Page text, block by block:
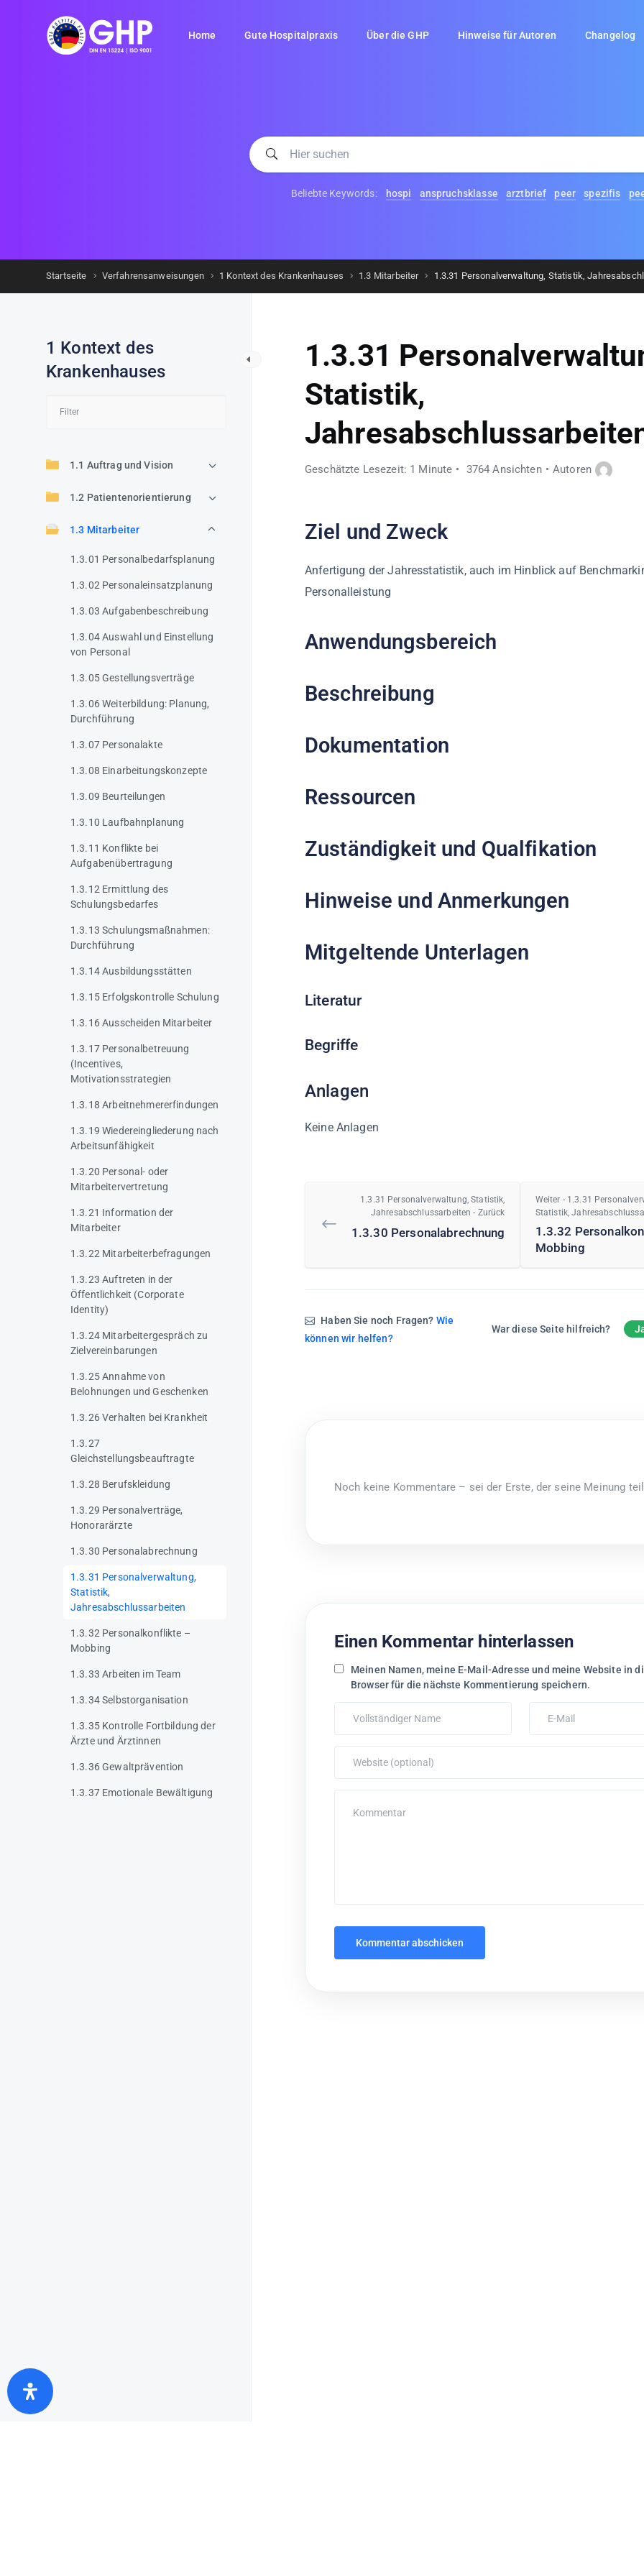
Home Gute Hospitalpraxis Über die GHP Hinweise für Autoren Changelog
Beliebte Keywords: hospi anspruchsklasse arztbrief peer spezifis
Startseite Verfahrensanweisungen 1 Kontext des Krankenhauses 1.3 Mitarbeiter 1.3.31 Personalverwaltung, Statistik,
1 Kontext des
Krankenhauses
1.1 Auftrag und Vision
1.2 Patientenorientierung
1.3 Mitarbeiter
1.3.01 Personalbedarfsplanung
1.3.02 Personaleinsatzplanung
1.3.03 Aufgabenbeschreibung
1.3.04 Auswahl und Einstellung
von Personal
1.3.05 Gestellungsverträge
1.3.06 Weiterbildung: Planung,
Durchführung
1.3.07 Personalakte
1.3.08 Einarbeitungskonzepte
1.3.09 Beurteilungen
1.3.10 Laufbahnplanung
1.3.11 Konflikte bei
Aufgabenübertragung
1.3.12 Ermittlung des
Schulungsbedarfes
1.3.13 Schulungsmaßnahmen:
Durchführung
1.3.14 Ausbildungsstätten
1.3.15 Erfolgskontrolle Schulung
1.3.16 Ausscheiden Mitarbeiter
1.3.17 Personalbetreuung
(Incentives,
Motivationsstrategien
1.3.18 Arbeitnehmererfindungen
1.3.19 Wiedereingliederung nach
Arbeitsunfähigkeit
1.3.20 Personal- oder
Mitarbeitervertretung
1.3.21 Information der
Mitarbeiter
1.3.22 Mitarbeiterbefragungen
1.3.23 Auftreten in der
Öffentlichkeit (Corporate
Identity)
1.3.24 Mitarbeitergespräch zu
Zielvereinbarungen
1.3.25 Annahme von
Belohnungen und Geschenken
1.3.26 Verhalten bei Krankheit
1.3.27
Gleichstellungsbeauftragte
1.3.28 Berufskleidung
1.3.29 Personalverträge,
Honorarärzte
1.3.30 Personalabrechnung
1.3.31 Personalverwaltung,
Statistik,
Jahresabschlussarbeiten
1.3.32 Personalkonflikte –
Mobbing
1.3.33 Arbeiten im Team
1.3.34 Selbstorganisation
1.3.35 Kontrolle Fortbildung der
Ärzte und Ärztinnen
1.3.36 Gewaltprävention
1.3.37 Emotionale Bewältigung
1.3.31
Statistik,
Geschätzte Lesezeit: 1 Minute 3764 Ansichten Autoren
Ziel und Zweck
Anfertigung der Jahresstatistik, auch im Hinblick auf
Personalleistung
Anwendungsbereich
Beschreibung
Dokumentation
Ressourcen
Zuständigkeit und Qualfikation
Hinweise und Anmerkungen
Mitgeltende Unterlagen
Literatur
Begriffe
Anlagen
Keine Anlagen
1.3.31 Personalverwaltung, Statistik,
Jahresabschlussarbeiten - Zurück
1.3.30 Personalabrechnung
Weiter - 1.3.31
Statistik,
1.3.32
Mobbing
Haben Sie noch Fragen? Wie
können wir helfen?
War diese Seite hilfreich?
Noch keine Kommentare – sei der Erste, der seine Meinung
Einen Kommentar hinterlassen
Meinen Namen, meine E-Mail-Adresse und meine Website in
Browser für die nächste Kommentierung speichern.